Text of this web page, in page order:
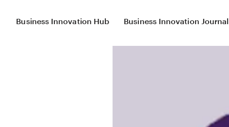
Business Innovation Hub Business Innovation Journal